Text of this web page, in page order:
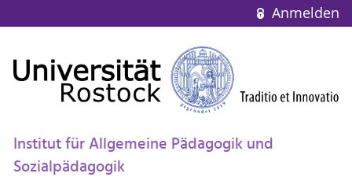
Anmelden
Institut für Allgemeine Pädagogik und
Sozialpädagogik